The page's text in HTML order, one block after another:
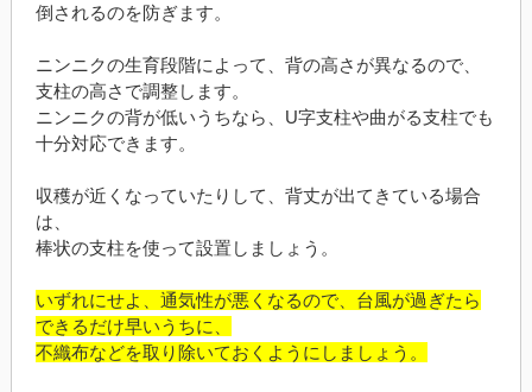
倒されるのを防ぎます。
ニンニクの生育段階によって、背の高さが異なるので、
支柱の高さで調整します。
ニンニクの背が低いうちなら、U字支柱や曲がる支柱でも
十分対応できます。
収穫が近くなっていたりして、背丈が出てきている場合
は、
棒状の支柱を使って設置しましょう。
いずれにせよ、通気性が悪くなるので、台風が過ぎたら
できるだけ早いうちに、
不織布などを取り除いておくようにしましょう。